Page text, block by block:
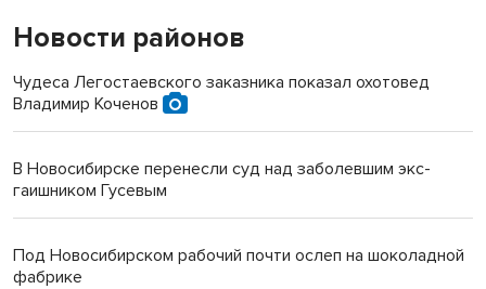
Новости районов
Чудеса Легостаевского заказника показал охотовед
Владимир Коченов
В Новосибирске перенесли суд над заболевшим экс-
гаишником Гусевым
Под Новосибирском рабочий почти ослеп на шоколадной
фабрике